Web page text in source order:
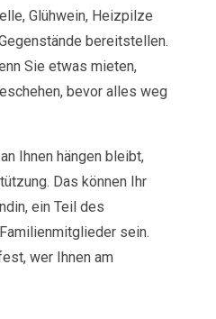
Glühwein, Heizpilze
bereitstellen.
Sie etwas mieten,
bevor alles weg
Ihnen hängen bleibt,
Das können Ihr
ein Teil des
sein.
wer Ihnen am